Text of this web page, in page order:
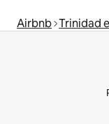
Airbnb Trinidad